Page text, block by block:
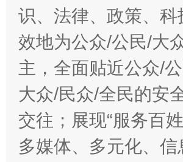
识、法律、政策、
效地为公众/公民/大
主，全面贴近公众/
大众/民众/全民的安
交往；展现“服务百
多媒体、多元化、